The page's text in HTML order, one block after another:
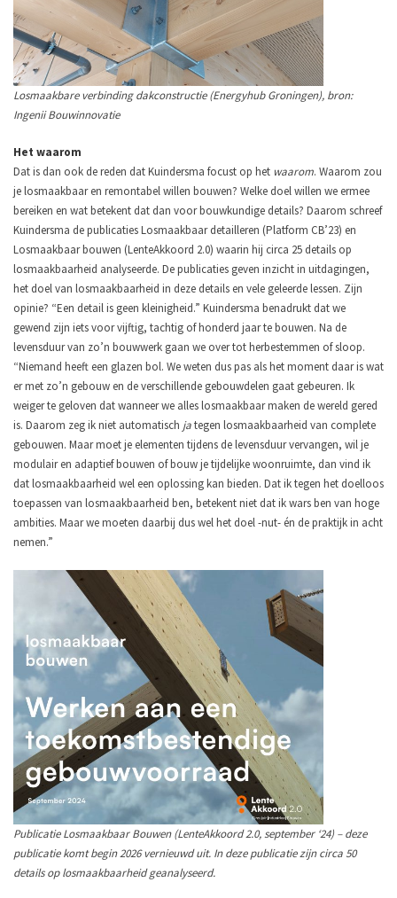
Losmaakbare verbinding dakconstructie (Energyhub Groningen), bron:
Ingenii Bouwinnovatie
Het waarom
Dat is dan ook de reden dat Kuindersma focust op het waarom. Waarom zou
je losmaakbaar en remontabel willen bouwen? Welke doel willen we ermee
bereiken en wat betekent dat dan voor bouwkundige details? Daarom schreef
Kuindersma de publicaties Losmaakbaar detailleren (Platform CB’23) en
Losmaakbaar bouwen (LenteAkkoord 2.0) waarin hij circa 25 details op
losmaakbaarheid analyseerde. De publicaties geven inzicht in uitdagingen,
het doel van losmaakbaarheid in deze details en vele geleerde lessen. Zijn
opinie? “Een detail is geen kleinigheid.” Kuindersma benadrukt dat we
gewend zijn iets voor vijftig, tachtig of honderd jaar te bouwen. Na de
levensduur van zo’n bouwwerk gaan we over tot herbestemmen of sloop.
“Niemand heeft een glazen bol. We weten dus pas als het moment daar is wat
er met zo’n gebouw en de verschillende gebouwdelen gaat gebeuren. Ik
weiger te geloven dat wanneer we alles losmaakbaar maken de wereld gered
is. Daarom zeg ik niet automatisch jategen losmaakbaarheid van complete
gebouwen. Maar moet je elementen tijdens de levensduur vervangen, wil je
modulair en adaptief bouwen of bouw je tijdelijke woonruimte, dan vind ik
dat losmaakbaarheid wel een oplossing kan bieden. Dat ik tegen het doelloos
toepassen van losmaakbaarheid ben, betekent niet dat ik wars ben van hoge
ambities. Maar we moeten daarbij dus wel het doel -nut- én de praktijk in acht
nemen.”
Publicatie Losmaakbaar Bouwen (LenteAkkoord 2.0, september ‘24) – deze
publicatie komt begin 2026 vernieuwd uit. In deze publicatie zijn circa 50
details op losmaakbaarheid geanalyseerd.